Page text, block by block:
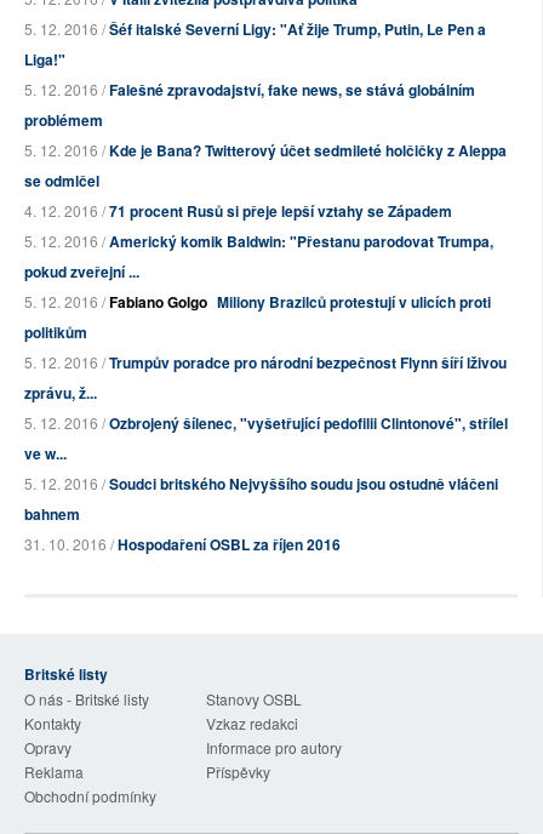
5. 12. 2016 /Šéf italské Severní Ligy: "Ať žije Trump, Putin, Le Pen a
Liga!"
5. 12. 2016 /Falešné zpravodajství, fake news, se stává globálním
problémem
5. 12. 2016 /Kde je Bana? Twitterový účet sedmileté holčičky z Aleppa
se odmlčel
4. 12. 2016 /71 procent Rusů si přeje lepší vztahy se Západem
5. 12. 2016 /Americký komik Baldwin: "Přestanu parodovat Trumpa,
pokud zveřejní ...
5. 12. 2016 /Fabiano Golgo Miliony Brazilců protestují v ulicích proti
politikům
5. 12. 2016 /Trumpův poradce pro národní bezpečnost Flynn šíří lživou
zprávu, ž...
5. 12. 2016 /Ozbrojený šílenec, "vyšetřující pedofilii Clintonové", střílel
ve w...
5. 12. 2016 /Soudci britského Nejvyššího soudu jsou ostudně vláčeni
bahnem
31. 10. 2016 /Hospodaření OSBL za říjen 2016
Britské listy
O nás - Britské listy
Stanovy OSBL
Kontakty
Vzkaz redakci
Opravy
Informace pro autory
Reklama
Příspěvky
Obchodní podmínky